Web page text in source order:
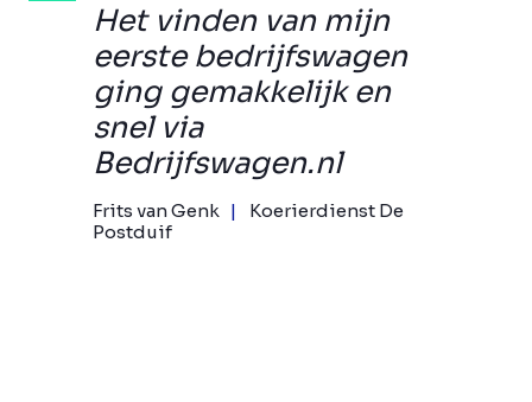
Het vinden van mijn
eerste bedrijfswagen
ging gemakkelijk en
snel via
Bedrijfswagen.nl
Frits van Genk
Koerierdienst De
Postduif